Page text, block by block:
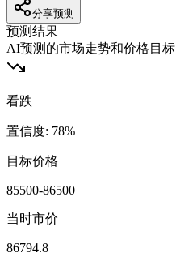
分享预测
预测结果
AI预测的市场走势和价格目标
看跌
置信度: 78%
目标价格
85500-86500
当时市价
86794.8